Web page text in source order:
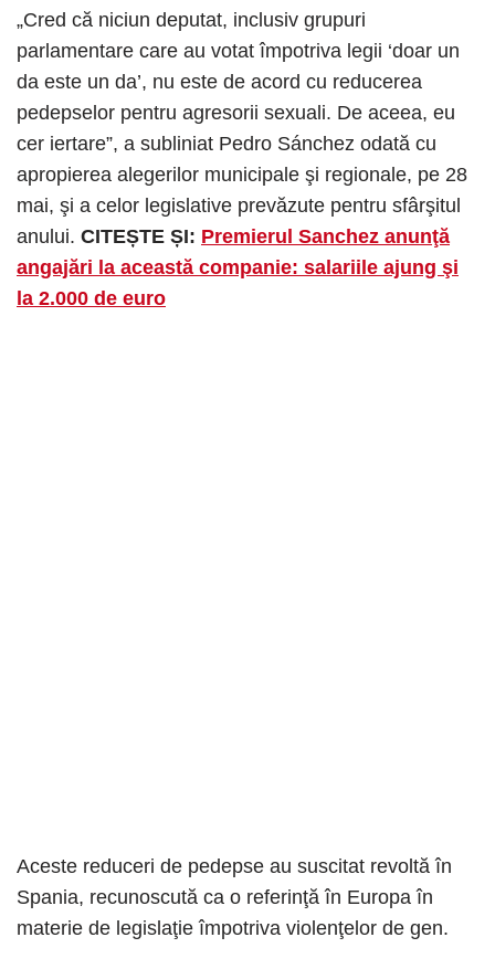
„Cred că niciun deputat, inclusiv grupuri
parlamentare care au votat împotriva legii ‘doar un
da este un da’, nu este de acord cu reducerea
pedepselor pentru agresorii sexuali. De aceea, eu
cer iertare”, a subliniat Pedro Sánchez odată cu
apropierea alegerilor municipale şi regionale, pe 28
mai, şi a celor legislative prevăzute pentru sfârşitul
anului. CITEȘTE ȘI: Premierul Sanchez anunţă
angajări la această companie: salariile ajung şi
la 2.000 de euro
Aceste reduceri de pedepse au suscitat revoltă în
Spania, recunoscută ca o referinţă în Europa în
materie de legislaţie împotriva violenţelor de gen.